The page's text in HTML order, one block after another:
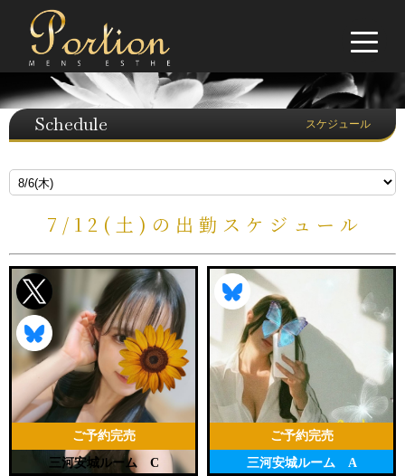
Schedule スケジュール
7/12(土)の出勤スケジュール
三河安城ルーム C
ご予約完売
三河安城ルーム A
ご予約完売